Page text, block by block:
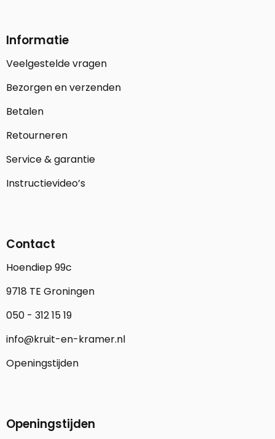
Informatie
Veelgestelde vragen
Bezorgen en verzenden
Betalen
Retourneren
Service & garantie
Instructievideo’s
Contact
Hoendiep 99c
9718 TE Groningen
050 - 312 15 19
info@kruit-en-kramer.nl
Openingstijden
Openingstijden